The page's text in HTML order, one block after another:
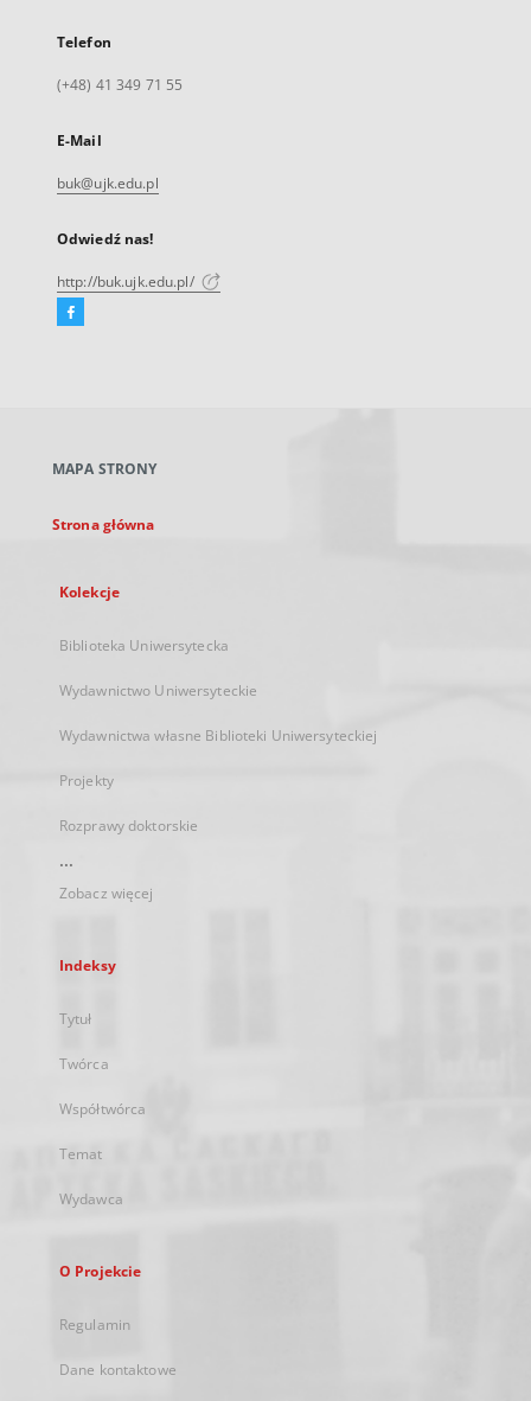
Telefon
(+48) 41 349 71 55
E-Mail
buk@ujk.edu.pl
Odwiedź nas!
http://buk.ujk.edu.pl/
Facebook
karcie
MAPA STRONY
Strona główna
Kolekcje
Biblioteka Uniwersytecka
Wydawnictwo Uniwersyteckie
Wydawnictwa własne Biblioteki Uniwersyteckiej
Projekty
Rozprawy doktorskie
...
Zobacz więcej
Indeksy
Tytuł
Twórca
Współtwórca
Temat
Wydawca
O Projekcie
Regulamin
Dane kontaktowe